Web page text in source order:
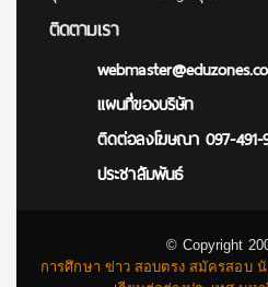
ติดตามเรา
แผนที่ของบริษัท
ติดต่อลงโฆษณา 097-491-
ประชาสัมพันธ์
© Copyright
การศึกษา ข่าว สอบตรง สมัครสอบ